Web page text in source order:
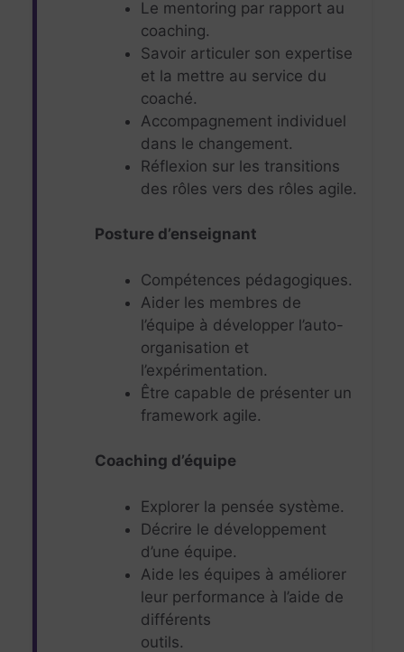
Le mentoring par rapport au
coaching.
Savoir articuler son expertise
et la mettre au service du
coaché.
Accompagnement individuel
dans le changement.
Réflexion sur les transitions
des rôles vers des rôles agile.
Posture d’enseignant
Compétences pédagogiques.
Aider les membres de
l’équipe à développer l’auto-
organisation et
l’expérimentation.
Être capable de présenter un
framework agile.
Coaching d’équipe
Explorer la pensée système.
Décrire le développement
d’une équipe.
Aide les équipes à améliorer
leur performance à l’aide de
différents
outils.